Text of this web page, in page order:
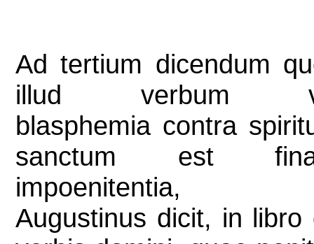
Ad tertium dicendum
illud verbum
blasphemia contra
sanctum est
impoenitentia,
Augustinus dicit, in libro